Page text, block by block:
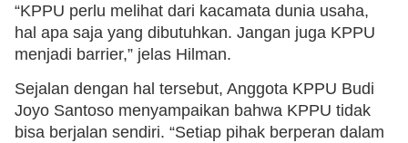
“KPPU perlu melihat dari kacamata dunia usaha,
hal apa saja yang dibutuhkan. Jangan juga KPPU
menjadi barrier,” jelas Hilman.
Sejalan dengan hal tersebut, Anggota KPPU Budi
Joyo Santoso menyampaikan bahwa KPPU tidak
bisa berjalan sendiri. “Setiap pihak berperan dalam